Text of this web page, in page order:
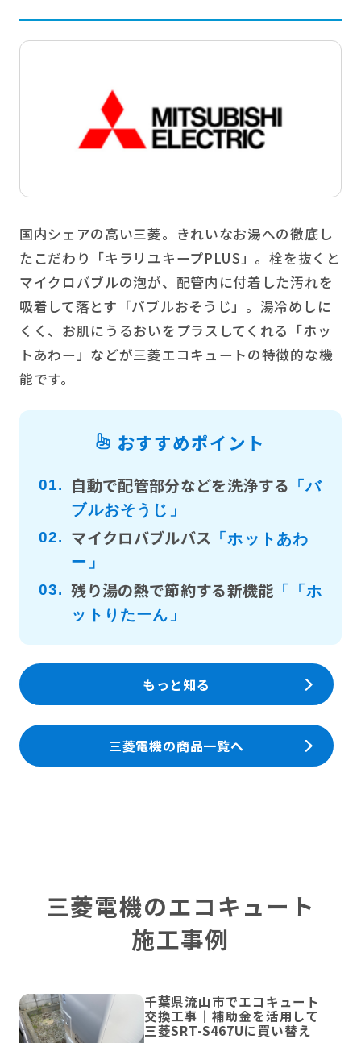
国内シェアの高い三菱。きれいなお湯への徹底し
たこだわり「キラリユキープPLUS」。栓を抜くと
マイクロバブルの泡が、配管内に付着した汚れを
吸着して落とす「バブルおそうじ」。湯冷めしに
くく、お肌にうるおいをプラスしてくれる「ホッ
トあわー」などが三菱エコキュートの特徴的な機
能です。
おすすめポイント
01. 自動で配管部分などを洗浄する 「バ
ブルおそうじ」
02.
マイクロバブルバス 「ホットあわ
ー」
03. 残り湯の熱で節約する新機能 「「ホ
ットりたーん」
もっと知る
三菱電機の商品一覧へ
三菱電機のエコキュート
施工事例
千葉県流山市でエコキュート
交換工事｜補助金を活用して
三菱SRT-S467Uに買い替え